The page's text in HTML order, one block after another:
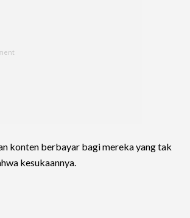
konten berbayar bagi mereka yang tak
kesukaannya.